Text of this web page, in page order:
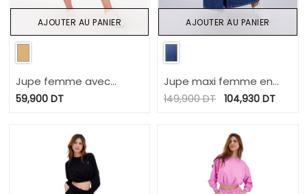
Jupe femme avec
poches italiennes
59,900DT
AJOUTER AU PANIER
Jupe maxi femme en
jeans- MYRIAM
149,900DT 104,930 DT
AJOUTER AU PANIER